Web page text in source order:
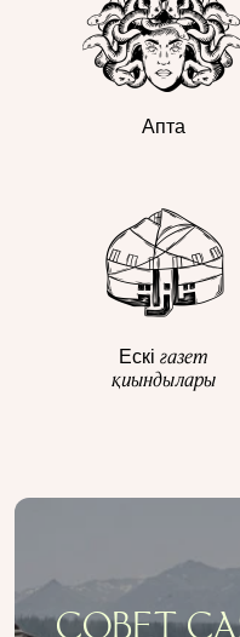
Апта
Ескі газет
қиындылары